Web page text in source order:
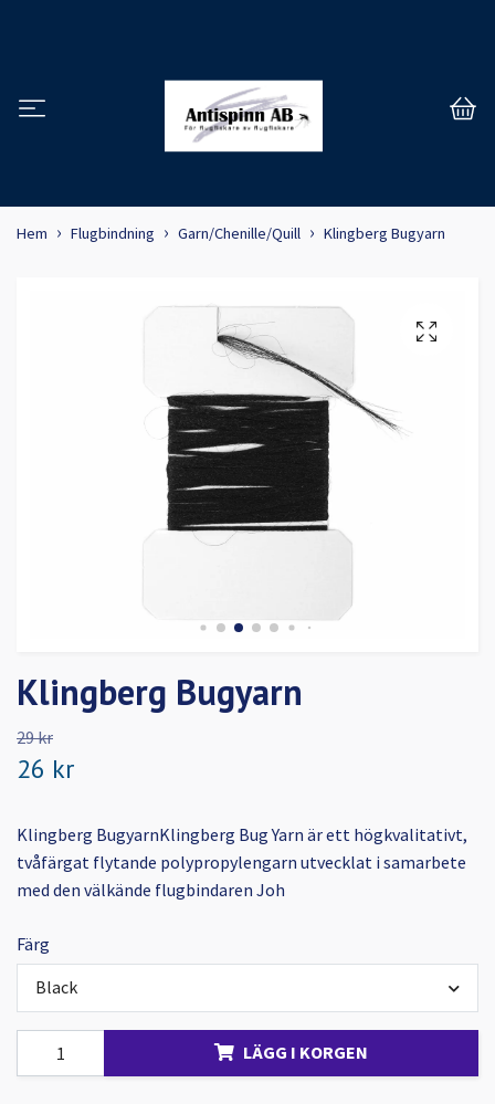
Hem Flugbindning Garn/Chenille/Quill Klingberg Bugyarn
Klingberg Bugyarn
29 kr
26 kr
Klingberg BugyarnKlingberg Bug Yarn är ett högkvalitativt,
tvåfärgat flytande polypropylengarn utvecklat i samarbete
med den välkände flugbindaren Joh
Färg
Black
LÄGG I KORGEN